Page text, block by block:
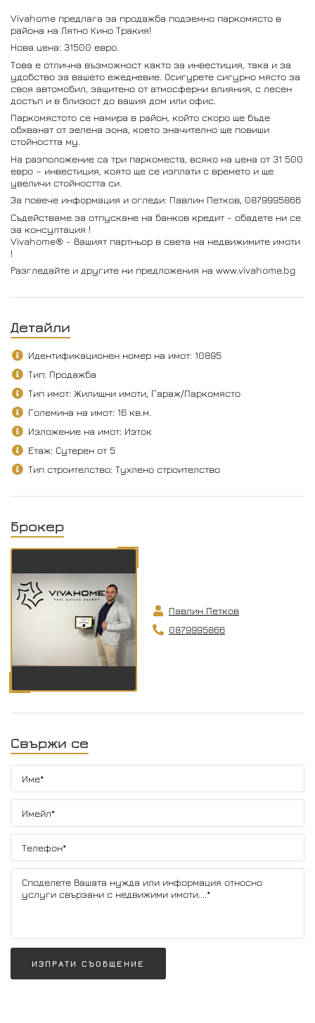
Vivahome предлага за продажба подземно паркомясто в
района на Лятно Кино Тракия!
Нова цена: 31500 евро.
Това е отлична възможност както за инвестиция, така и за
удобство за вашето ежедневие. Осигурете сигурно място за
своя автомобил, защитено от атмосферни влияния, с лесен
достъп и в близост до вашия дом или офис.
Паркомястото се намира в район, който скоро ще бъде
обхванат от зелена зона, което значително ще повиши
стойността му.
На разположение са три паркоместа, всяко на цена от 31 500
евро – инвестиция, която ще се изплати с времето и ще
увеличи стойността си.
За повече информация и огледи: Павлин Петков, 0879995866
Съдействаме за отпускане на банков кредит - обадете ни се
за консултация !
Vivahome® - Вашият партньор в света на недвижимите имоти
!
Разгледайте и другите ни предложения на www.vivahome.bg
Детайли
Идентификационен номер на имот: 10895
Тип: Продажба
Тип имот: Жилищни имоти, Гараж/Паркомясто
Големина на имот: 16 кв.м.
Изложение на имот: Изток
Етаж: Сутерен от 5
Тип строителство: Тухлено строителство
Брокер
Павлин Петков
0879995866
Свържи се
ИЗПРАТИ СЪОБЩЕНИЕ